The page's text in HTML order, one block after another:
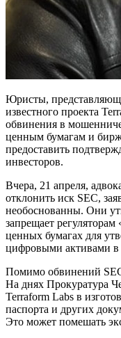
Юристы,
известного проекта
обвинения в
ценным бумагам и
предоставить
инвесторов.
Вчера, 21 апреля,
отклонить иск SEC,
необоснованны. Они
запрещает
ценных бумагах для
цифровыми активами в
Помимо обвинений
На днях Прокуратура
Terraform Labs в
паспорта и других
Это может помешать